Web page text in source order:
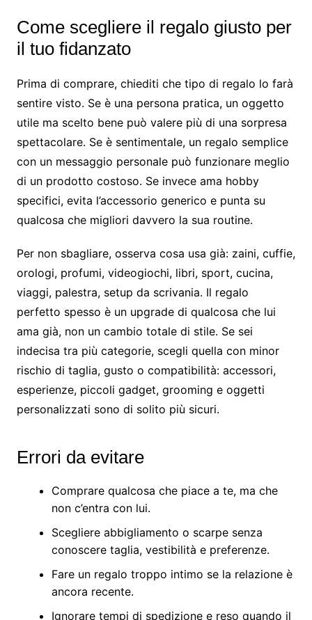
Come scegliere il regalo giusto per
il tuo fidanzato
Prima di comprare, chiediti che tipo di regalo lo farà
sentire visto. Se è una persona pratica, un oggetto
utile ma scelto bene può valere più di una sorpresa
spettacolare. Se è sentimentale, un regalo semplice
con un messaggio personale può funzionare meglio
di un prodotto costoso. Se invece ama hobby
specifici, evita l’accessorio generico e punta su
qualcosa che migliori davvero la sua routine.
Per non sbagliare, osserva cosa usa già: zaini, cuffie,
orologi, profumi, videogiochi, libri, sport, cucina,
viaggi, palestra, setup da scrivania. Il regalo
perfetto spesso è un upgrade di qualcosa che lui
ama già, non un cambio totale di stile. Se sei
indecisa tra più categorie, scegli quella con minor
rischio di taglia, gusto o compatibilità: accessori,
esperienze, piccoli gadget, grooming e oggetti
personalizzati sono di solito più sicuri.
Errori da evitare
Comprare qualcosa che piace a te, ma che
non c’entra con lui.
Scegliere abbigliamento o scarpe senza
conoscere taglia, vestibilità e preferenze.
Fare un regalo troppo intimo se la relazione è
ancora recente.
Ignorare tempi di spedizione e reso quando il